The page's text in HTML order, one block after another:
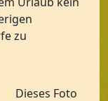
zu
Dieses Foto